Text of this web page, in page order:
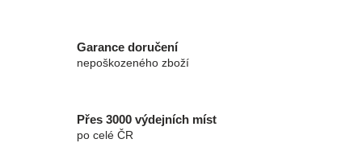
Garance doručení
nepoškozeného zboží
Přes 3000 výdejních míst
po celé ČR